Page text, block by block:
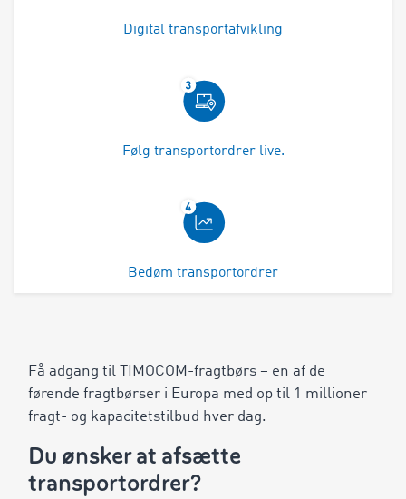
Digital transportafvikling
Følg transportordrer live.
Bedøm transportordrer
Få adgang til TIMOCOM-fragtbørs – en af de
førende fragtbørser i Europa med op til 1 millioner
fragt- og kapacitetstilbud hver dag.
Du ønsker at afsætte
transportordrer?